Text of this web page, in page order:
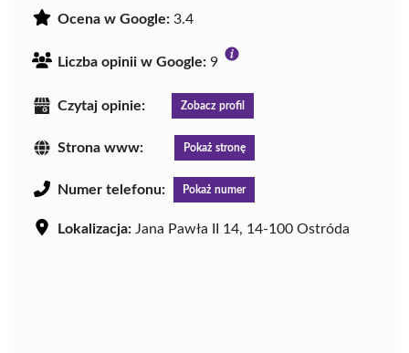
Ocena w Google: 3.4
Liczba opinii w Google: 9
Czytaj opinie: Zobacz profil
Strona www: Pokaż stronę
Numer telefonu: Pokaż numer
Lokalizacja: Jana Pawła II 14, 14-100 Ostróda